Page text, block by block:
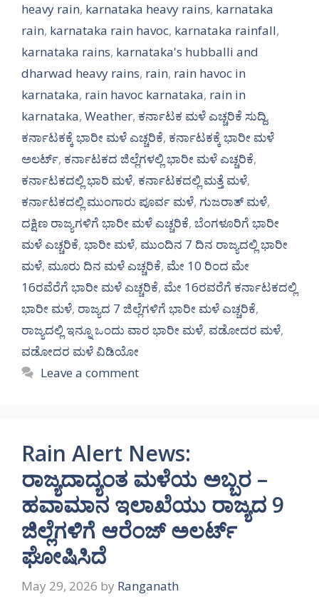
heavy rain, karnataka heavy rains, karnataka
rain, karnataka rain havoc, karnataka rainfall,
karnataka rains, karnataka's hubballi and
dharwad heavy rains, rain, rain havoc in
karnataka, rain havoc karnataka, rain in
karnataka, Weather, ಕರ್ನಾಟಕ ಮಳೆ ಎಚ್ಚರಿಕೆ ಸುದ್ದಿ,
ಕರ್ನಾಟಕಕ್ಕೆ ಭಾರೀ ಮಳೆ ಎಚ್ಚರಿಕೆ, ಕರ್ನಾಟಕಕ್ಕೆ ಭಾರೀ ಮಳೆ
ಅಲರ್ಟ್‌, ಕರ್ನಾಟಕದ ಜಿಲ್ಲೆಗಳಲ್ಲಿ ಭಾರೀ ಮಳೆ ಎಚ್ಚರಿಕೆ,
ಕರ್ನಾಟಕದಲ್ಲಿ ಭಾರಿ ಮಳೆ, ಕರ್ನಾಟಕದಲ್ಲಿ ಮತ್ತೆ ಮಳೆ,
ಕರ್ನಾಟಕದಲ್ಲಿ ಮುಂಗಾರು ಪೂರ್ವ ಮಳೆ, ಗುಜರಾತ್ ಮಳೆ,
ದಕ್ಷಿಣ ರಾಜ್ಯಗಳಿಗೆ ಭಾರೀ ಮಳೆ ಎಚ್ಚರಿಕೆ, ಬೆಂಗಳೂರಿಗೆ ಭಾರೀ
ಮಳೆ ಎಚ್ಚರಿಕೆ, ಭಾರೀ ಮಳೆ, ಮುಂದಿನ 7 ದಿನ ರಾಜ್ಯದಲ್ಲಿ ಭಾರೀ
ಮಳೆ, ಮೂರು ದಿನ ಮಳೆ ಎಚ್ಚರಿಕೆ, ಮೇ 10 ರಿಂದ ಮೇ
16ರವೆರೆಗೆ ಭಾರೀ ಮಳೆ ಎಚ್ಚರಿಕೆ, ಮೇ 16ರವರೆಗೆ ಕರ್ನಾಟಕದಲ್ಲಿ
ಭಾರೀ ಮಳೆ, ರಾಜ್ಯದ 7 ಜಿಲ್ಲೆಗಳಿಗೆ ಭಾರೀ ಮಳೆ ಎಚ್ಚರಿಕೆ,
ರಾಜ್ಯದಲ್ಲಿ ಇನ್ನೂ ಒಂದು ವಾರ ಭಾರೀ ಮಳೆ, ವಡೋದರ ಮಳೆ,
ವಡೋದರ ಮಳೆ ವಿಡಿಯೋ
Leave a comment
Rain Alert News:
ರಾಜ್ಯದಾದ್ಯಂತ ಮಳೆಯ ಅಬ್ಬರ –
ಹವಾಮಾನ ಇಲಾಖೆಯು ರಾಜ್ಯದ 9
ಜಿಲ್ಲೆಗಳಿಗೆ ಆರೆಂಜ್ ಅಲರ್ಟ್
ಘೋಷಿಸಿದೆ
May 29, 2026 by Ranganath